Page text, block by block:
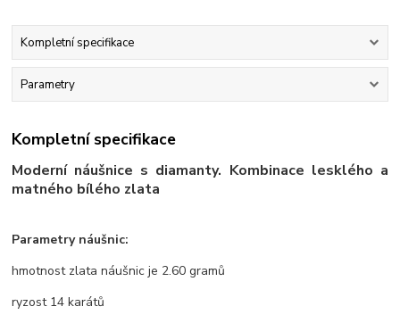
Kompletní specifikace
Parametry
Kompletní specifikace
Moderní náušnice s diamanty. Kombinace lesklého a
matného bílého zlata
Parametry náušnic:
hmotnost zlata náušnic je 2.60 gramů
ryzost 14 karátů